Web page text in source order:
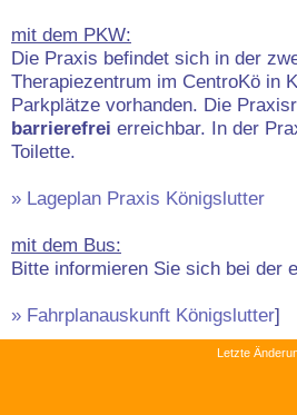
mit dem PKW:
Die Praxis befindet sich in der
Therapiezentrum im CentroKö in
Parkplätze vorhanden. Die
barrierefrei erreichbar. In der
Toilette.
» Lageplan Praxis Königslutter
mit dem Bus:
Bitte informieren Sie sich bei der
» Fahrplanauskunft Königslutter]
Letzte